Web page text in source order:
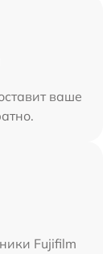
ваше
Fujifilm